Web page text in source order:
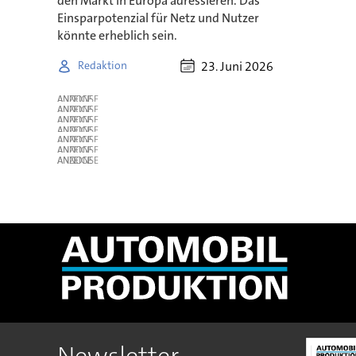
Einsparpotenzial für Netz und Nutzer
könnte erheblich sein.
Redaktion 23. Juni 2026
ANZEIGE
ANZEIGE
ANZEIGE
ANZEIGE
ANZEIGE
ANZEIGE
ANZEIGE